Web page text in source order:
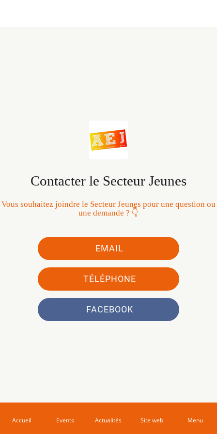
Contacter le Secteur Jeunes
Vous souhaitez joindre le Secteur Jeunes pour une question ou
une demande ? 👇
EMAIL
TÉLÉPHONE
FACEBOOK
Accueil Events Actualités Site web Menu